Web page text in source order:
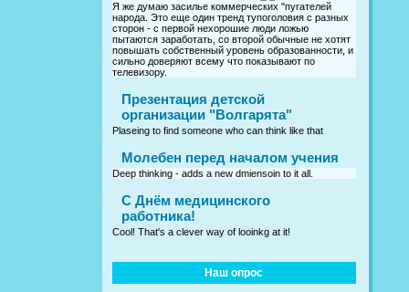
Я же думаю засилье коммерческих "пугателей
народа. Это еще один тренд тупоголовия с разных
сторон - с первой нехорошие люди ложью
пытаются заработать, со второй обычные не хотят
повышать собственный уровень образованности, и
сильно доверяют всему что показывают по
телевизору.
Презентация детской
организации "Волгарята"
Plaseing to find someone who can think like that
Молебен перед началом учения
Deep thinking - adds a new dmiensoin to it all.
C Днём медицинского
работника!
Cool! That's a clever way of looinkg at it!
Наш опрос